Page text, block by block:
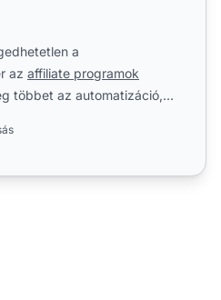
a
az affiliate programok
többet az automatizáció,